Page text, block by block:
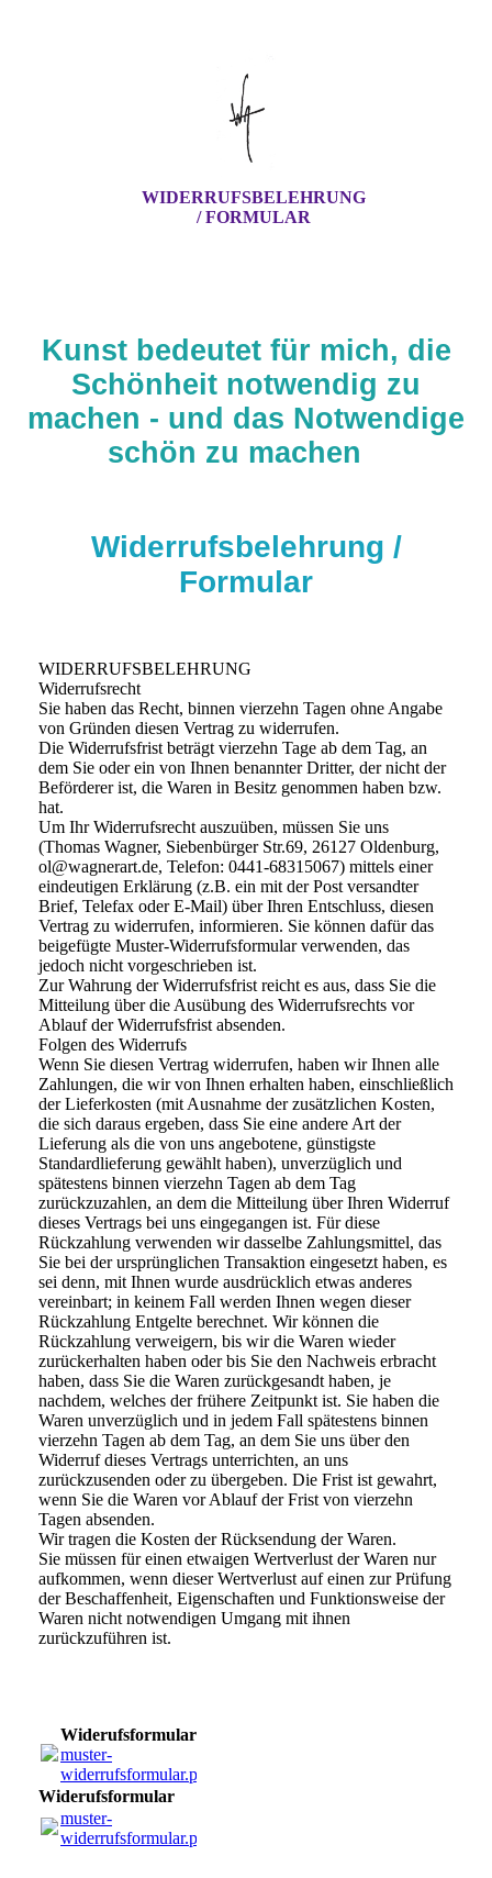
WIDERRUFSBELEHRUNG
/ FORMULAR
Kunst bedeutet für mich, die
Schönheit notwendig zu
machen - und das Notwendige
schön zu machen
Widerrufsbelehrung /
Formular
WIDERRUFSBELEHRUNG
Widerrufsrecht
Sie haben das Recht, binnen vierzehn Tagen ohne Angabe
von Gründen diesen Vertrag zu widerrufen.
Die Widerrufsfrist beträgt vierzehn Tage ab dem Tag, an
dem Sie oder ein von Ihnen benannter Dritter, der nicht der
Beförderer ist, die Waren in Besitz genommen haben bzw.
hat.
Um Ihr Widerrufsrecht auszuüben, müssen Sie uns
(Thomas Wagner, Siebenbürger Str.69, 26127 Oldenburg,
ol@wagnerart.de, Telefon: 0441-68315067) mittels einer
eindeutigen Erklärung (z.B. ein mit der Post versandter
Brief, Telefax oder E-Mail) über Ihren Entschluss, diesen
Vertrag zu widerrufen, informieren. Sie können dafür das
beigefügte Muster-Widerrufsformular verwenden, das
jedoch nicht vorgeschrieben ist.
Zur Wahrung der Widerrufsfrist reicht es aus, dass Sie die
Mitteilung über die Ausübung des Widerrufsrechts vor
Ablauf der Widerrufsfrist absenden.
Folgen des Widerrufs
Wenn Sie diesen Vertrag widerrufen, haben wir Ihnen alle
Zahlungen, die wir von Ihnen erhalten haben, einschließlich
der Lieferkosten (mit Ausnahme der zusätzlichen Kosten,
die sich daraus ergeben, dass Sie eine andere Art der
Lieferung als die von uns angebotene, günstigste
Standardlieferung gewählt haben), unverzüglich und
spätestens binnen vierzehn Tagen ab dem Tag
zurückzuzahlen, an dem die Mitteilung über Ihren Widerruf
dieses Vertrags bei uns eingegangen ist. Für diese
Rückzahlung verwenden wir dasselbe Zahlungsmittel, das
Sie bei der ursprünglichen Transaktion eingesetzt haben, es
sei denn, mit Ihnen wurde ausdrücklich etwas anderes
vereinbart; in keinem Fall werden Ihnen wegen dieser
Rückzahlung Entgelte berechnet. Wir können die
Rückzahlung verweigern, bis wir die Waren wieder
zurückerhalten haben oder bis Sie den Nachweis erbracht
haben, dass Sie die Waren zurückgesandt haben, je
nachdem, welches der frühere Zeitpunkt ist. Sie haben die
Waren unverzüglich und in jedem Fall spätestens binnen
vierzehn Tagen ab dem Tag, an dem Sie uns über den
Widerruf dieses Vertrags unterrichten, an uns
zurückzusenden oder zu übergeben. Die Frist ist gewahrt,
wenn Sie die Waren vor Ablauf der Frist von vierzehn
Tagen absenden.
Wir tragen die Kosten der Rücksendung der Waren.
Sie müssen für einen etwaigen Wertverlust der Waren nur
aufkommen, wenn dieser Wertverlust auf einen zur Prüfung
der Beschaffenheit, Eigenschaften und Funktionsweise der
Waren nicht notwendigen Umgang mit ihnen
zurückzuführen ist.
Widerufsformular
muster-
widerrufsformular.pdf
Widerufsformular
muster-
widerrufsformular.pdf